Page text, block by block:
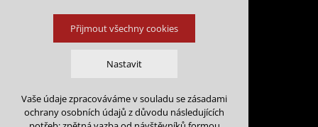
Administrace rezervací
Rezervace
Přijmout všechny cookies
Nastavit
Technická cookies
nutná pro provozování webu
Vaše údaje zpracováváme v souladu se zásadami
ochrany osobních údajů z důvodu následujících